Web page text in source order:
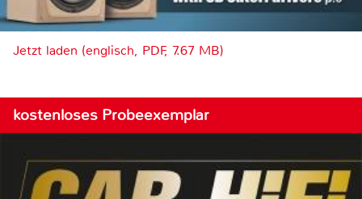
Jetzt laden (englisch, PDF, 7.67 MB)
kostenloses Probeexemplar